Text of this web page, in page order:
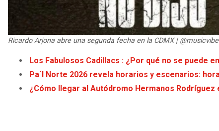
Ricardo Arjona abre una segunda fecha en la CDMX |
Los Fabulosos Cadillacs : ¿Por qué no se puede
Pa´l Norte 2026 revela horarios y escenarios:
¿Cómo llegar al Autódromo Hermanos